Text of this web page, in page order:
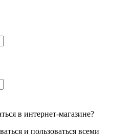
в интернет-магазине?
и пользоваться всеми